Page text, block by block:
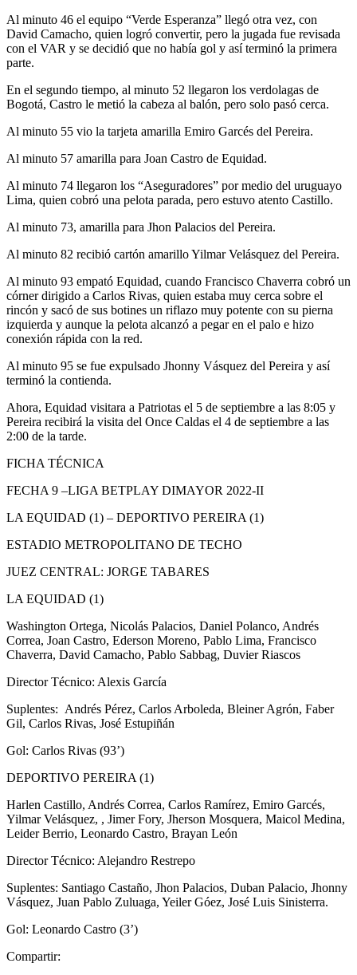
Al minuto 46 el equipo “Verde Esperanza” llegó otra vez, con
David Camacho, quien logró convertir, pero la jugada fue revisada
con el VAR y se decidió que no había gol y así terminó la primera
parte.
En el segundo tiempo, al minuto 52 llegaron los verdolagas de
Bogotá, Castro le metió la cabeza al balón, pero solo pasó cerca.
Al minuto 55 vio la tarjeta amarilla Emiro Garcés del Pereira.
Al minuto 57 amarilla para Joan Castro de Equidad.
Al minuto 74 llegaron los “Aseguradores” por medio del uruguayo
Lima, quien cobró una pelota parada, pero estuvo atento Castillo.
Al minuto 73, amarilla para Jhon Palacios del Pereira.
Al minuto 82 recibió cartón amarillo Yilmar Velásquez del Pereira.
Al minuto 93 empató Equidad, cuando Francisco Chaverra cobró un
córner dirigido a Carlos Rivas, quien estaba muy cerca sobre el
rincón y sacó de sus botines un riflazo muy potente con su pierna
izquierda y aunque la pelota alcanzó a pegar en el palo e hizo
conexión rápida con la red.
Al minuto 95 se fue expulsado Jhonny Vásquez del Pereira y así
terminó la contienda.
Ahora, Equidad visitara a Patriotas el 5 de septiembre a las 8:05 y
Pereira recibirá la visita del Once Caldas el 4 de septiembre a las
2:00 de la tarde.
FICHA TÉCNICA
FECHA 9 –LIGA BETPLAY DIMAYOR 2022-II
LA EQUIDAD (1) – DEPORTIVO PEREIRA (1)
ESTADIO METROPOLITANO DE TECHO
JUEZ CENTRAL: JORGE TABARES
LA EQUIDAD (1)
Washington Ortega, Nicolás Palacios, Daniel Polanco, Andrés
Correa, Joan Castro, Ederson Moreno, Pablo Lima, Francisco
Chaverra, David Camacho, Pablo Sabbag, Duvier Riascos
Director Técnico: Alexis García
Suplentes: Andrés Pérez, Carlos Arboleda, Bleiner Agrón, Faber
Gil, Carlos Rivas, José Estupiñán
Gol: Carlos Rivas (93’)
DEPORTIVO PEREIRA (1)
Harlen Castillo, Andrés Correa, Carlos Ramírez, Emiro Garcés,
Yilmar Velásquez, , Jimer Fory, Jherson Mosquera, Maicol Medina,
Leider Berrio, Leonardo Castro, Brayan León
Director Técnico: Alejandro Restrepo
Suplentes: Santiago Castaño, Jhon Palacios, Duban Palacio, Jhonny
Vásquez, Juan Pablo Zuluaga, Yeiler Góez, José Luis Sinisterra.
Gol: Leonardo Castro (3’)
Compartir: